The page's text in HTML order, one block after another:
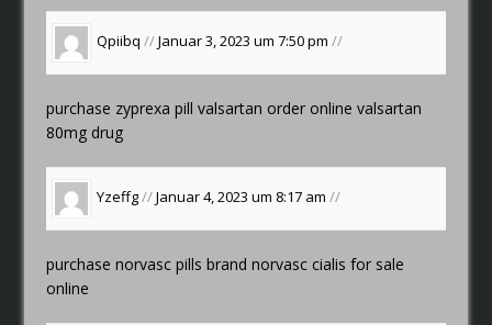
Qpiibq //Januar 3, 2023 um 7:50 pm//
purchase zyprexa pillvalsartan order online valsartan
80mg drug
Yzeffg//Januar 4, 2023 um 8:17 am//
purchase norvasc pillsbrand norvasc cialis for sale
online